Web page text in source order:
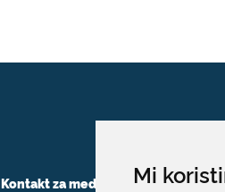
Mi
Kontakt za medije / Press contact